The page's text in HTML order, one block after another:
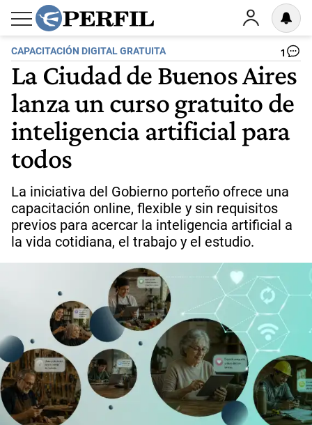
CAPACITACIÓN DIGITAL GRATUITA 1
La Ciudad de Buenos Aires
lanza un curso gratuito de
inteligencia artificial para
todos
La iniciativa del Gobierno porteño ofrece una
capacitación online, flexible y sin requisitos
previos para acercar la inteligencia artificial a
la vida cotidiana, el trabajo y el estudio.